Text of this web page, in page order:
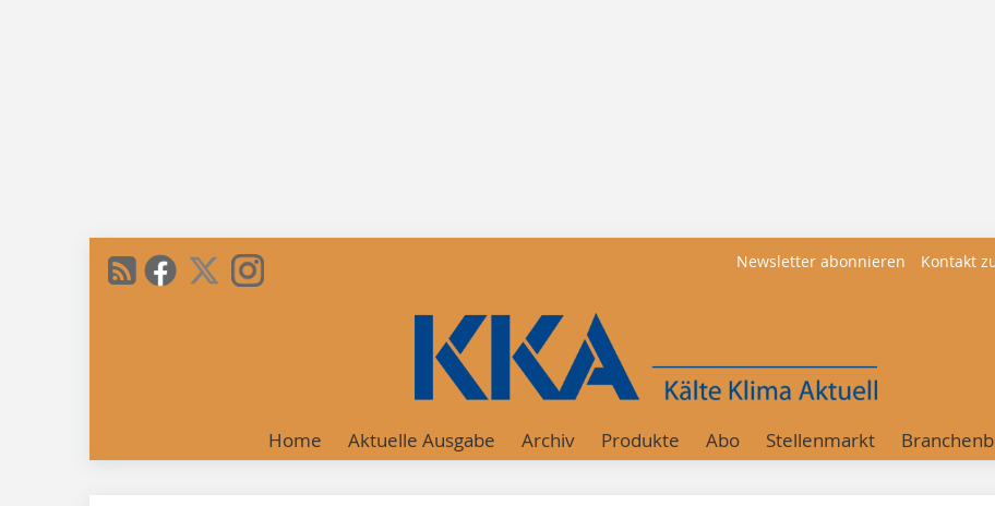
Newsletter abonnieren Kontakt
Home Aktuelle Ausgabe Archiv Produkte Abo Stellenmarkt